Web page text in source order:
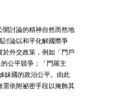
開討論的精神自然而然地
討論以和平化解國際爭
於外交政策，例如「門戶
公平競爭；「門羅主
妹國的政治公平。由此
需依附祕密手段以掩飾其